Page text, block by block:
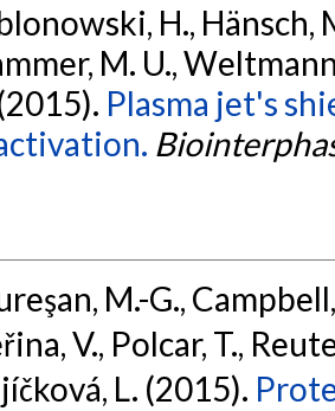
H., Hänsch,
M. U.,
Plasma jet's
M.-G.,
V., Polcar, T.,
L. (2015).